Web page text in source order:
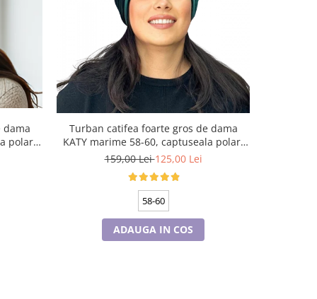
dama
polar,
Turban catifea foarte gros de dama
KATY marime 58-60, captuseala polar,
culoare verde emerald
159,00 Lei125,00 Lei
58-60
ADAUGA IN COS